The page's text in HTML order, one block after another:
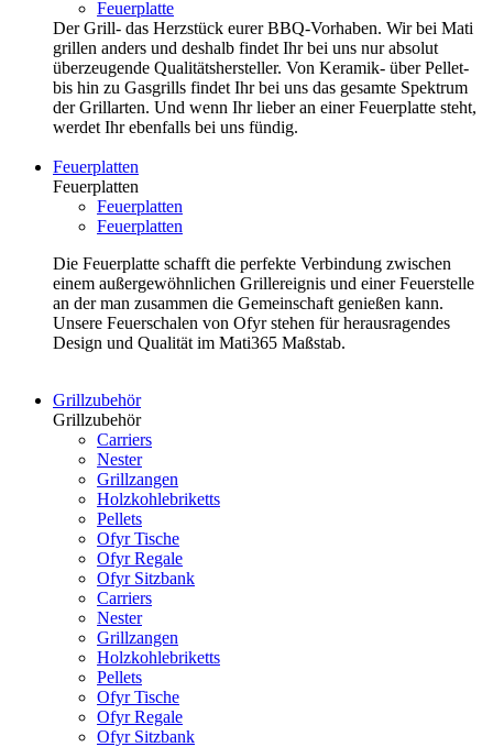
Feuerplatte
Der Grill- das Herzstück eurer BBQ-Vorhaben. Wir bei Mati
grillen anders und deshalb findet Ihr bei uns nur absolut
überzeugende Qualitätshersteller. Von Keramik- über Pellet-
bis hin zu Gasgrills findet Ihr bei uns das gesamte Spektrum
der Grillarten. Und wenn Ihr lieber an einer Feuerplatte steht,
werdet Ihr ebenfalls bei uns fündig.
Feuerplatten
Feuerplatten
Feuerplatten
Feuerplatten
Die Feuerplatte schafft die perfekte Verbindung zwischen
einem außergewöhnlichen Grillereignis und einer Feuerstelle
an der man zusammen die Gemeinschaft genießen kann.
Unsere Feuerschalen von Ofyr stehen für herausragendes
Design und Qualität im Mati365 Maßstab.
Grillzubehör
Grillzubehör
Carriers
Nester
Grillzangen
Holzkohlebriketts
Pellets
Ofyr Tische
Ofyr Regale
Ofyr Sitzbank
Carriers
Nester
Grillzangen
Holzkohlebriketts
Pellets
Ofyr Tische
Ofyr Regale
Ofyr Sitzbank